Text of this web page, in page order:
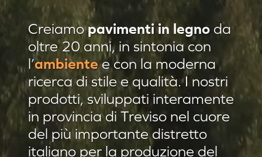
Residenza privata Loft Classic
Residenza privata Quadrotte
Agropiave uffici
Residenza privata Brescia
Residenza privata sulle colline
Afrormosia verniciato Evo
Pannello damascato
Creiamopavimenti in legno da
oltre 20 anni, in sintonia con
l’ambientee con la moderna
ricerca di stile e qualità. I nostri
prodotti, sviluppati interamente
in provincia di Treviso nel cuore
del più importante distretto
italiano per la produzione del